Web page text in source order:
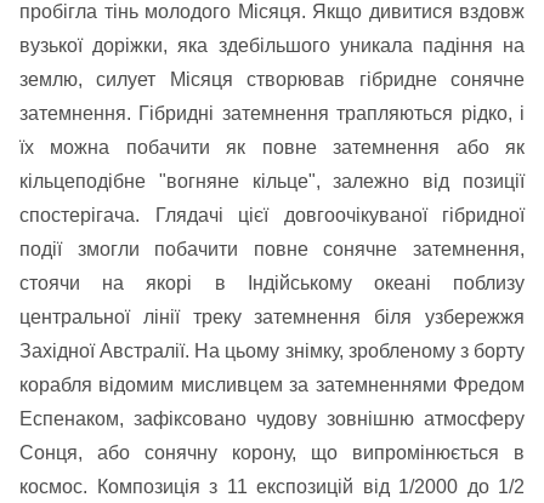
пробігла тінь молодого Місяця. Якщо дивитися вздовж
вузької доріжки, яка здебільшого уникала падіння на
землю, силует Місяця створював гібридне сонячне
затемнення. Гібридні затемнення трапляються рідко, і
їх можна побачити як повне затемнення або як
кільцеподібне "вогняне кільце", залежно від позиції
спостерігача. Глядачі цієї довгоочікуваної гібридної
події змогли побачити повне сонячне затемнення,
стоячи на якорі в Індійському океані поблизу
центральної лінії треку затемнення біля узбережжя
Західної Австралії. На цьому знімку, зробленому з борту
корабля відомим мисливцем за затемненнями Фредом
Еспенаком, зафіксовано чудову зовнішню атмосферу
Сонця, або сонячну корону, що випромінюється в
космос. Композиція з 11 експозицій від 1/2000 до 1/2